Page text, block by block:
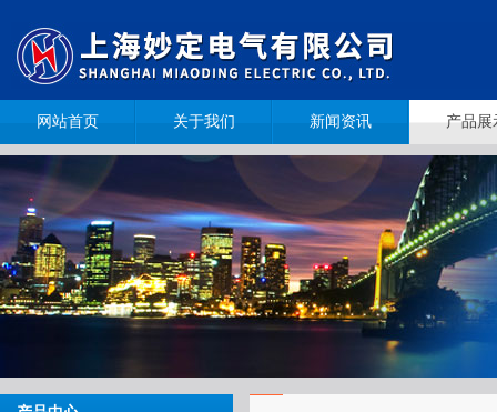
网站首页 关于我们 新闻资讯 产品展